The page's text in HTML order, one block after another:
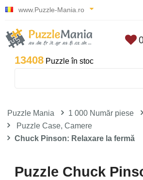
www.Puzzle-Mania.ro
13408 Puzzle în stoc
Puzzle Mania 1 000 Număr piese
Puzzle Case, Camere
Chuck Pinson: Relaxare la fermă
Puzzle Chuck